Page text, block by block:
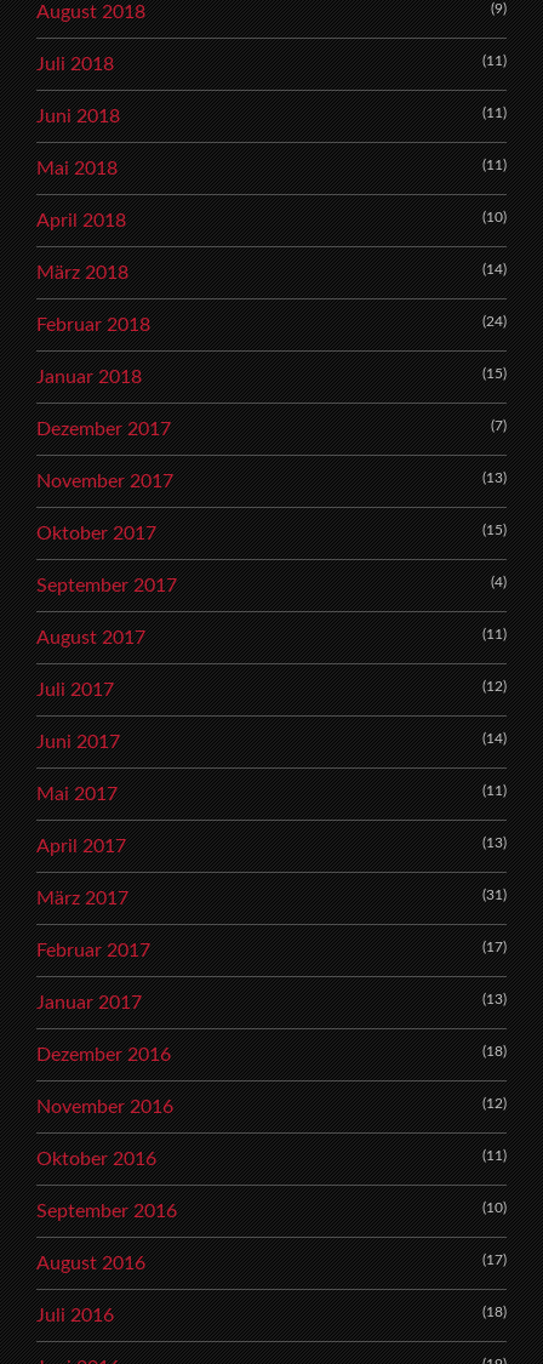
August 2018 (9)
Juli 2018 (11)
Juni 2018 (11)
Mai 2018 (11)
April 2018 (10)
März 2018 (14)
Februar 2018 (24)
Januar 2018 (15)
Dezember 2017 (7)
November 2017 (13)
Oktober 2017 (15)
September 2017 (4)
August 2017 (11)
Juli 2017 (12)
Juni 2017 (14)
Mai 2017 (11)
April 2017 (13)
März 2017 (31)
Februar 2017 (17)
Januar 2017 (13)
Dezember 2016 (18)
November 2016 (12)
Oktober 2016 (11)
September 2016 (10)
August 2016 (17)
Juli 2016 (18)